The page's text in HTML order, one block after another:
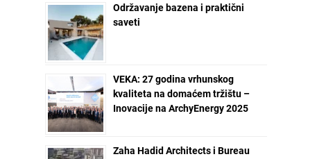
Održavanje bazena i praktični
saveti
VEKA: 27 godina vrhunskog
kvaliteta na domaćem tržištu –
Inovacije na ArchyEnergy 2025
Zaha Hadid Architects i Bureau